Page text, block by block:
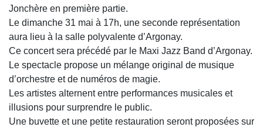
Jonchère en première partie.
Le dimanche 31 mai à 17h, une seconde représentation
aura lieu à la salle polyvalente d’Argonay.
Ce concert sera précédé par le Maxi Jazz Band d’Argonay.
Le spectacle propose un mélange original de musique
d’orchestre et de numéros de magie.
Les artistes alternent entre performances musicales et
illusions pour surprendre le public.
Une buvette et une petite restauration seront proposées sur